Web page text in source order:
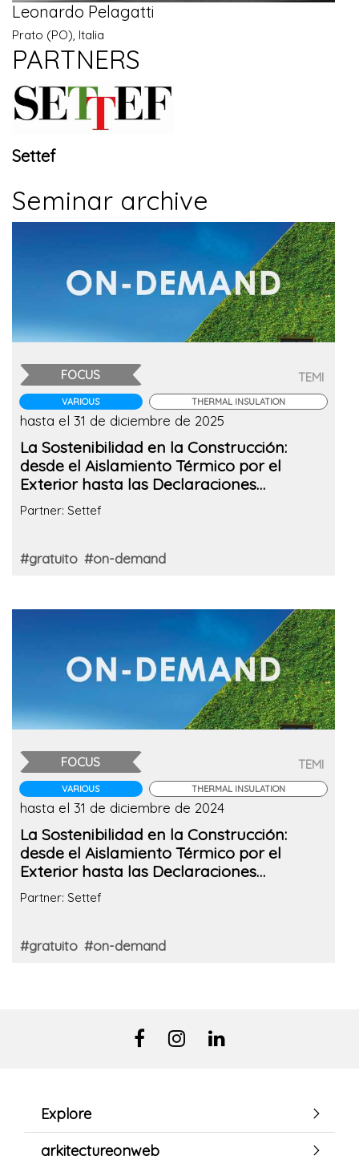
Leonardo Pelagatti
Prato (PO), Italia
PARTNERS
Settef
Seminar archive
FOCUS
VARIOUS
TEMI
THERMAL INSULATION
hasta el 31 de diciembre de 2025
La Sostenibilidad en la Construcción:
desde el Aislamiento Térmico por el
Exterior hasta las Declaraciones
Ambientales de Producto
Partner: Settef
#gratuito #on-demand
FOCUS
VARIOUS
TEMI
THERMAL INSULATION
hasta el 31 de diciembre de 2024
La Sostenibilidad en la Construcción:
desde el Aislamiento Térmico por el
Exterior hasta las Declaraciones
Ambientales de Producto.
Partner: Settef
#gratuito #on-demand
Explore
arkitectureonweb